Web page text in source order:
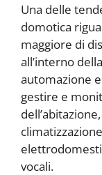
Una delle
domotica
maggiore di
all’interno
automazione
gestire e
vocali.